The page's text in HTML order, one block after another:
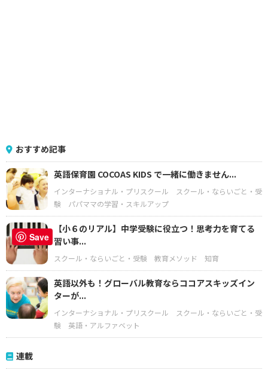
おすすめ記事
英語保育園 COCOAS KIDS で一緒に働きません...
インターナショナル・プリスクール
スクール・ならいごと・受
験
パパママの学習・スキルアップ
【小６のリアル】中学受験に役立つ！思考力を育てる
習い事...
スクール・ならいごと・受験 教育メソッド 知育
英語以外も！グローバル教育ならココアスキッズイン
ターが...
インターナショナル・プリスクール
スクール・ならいごと・受
験
英語・アルファベット
連載
Save